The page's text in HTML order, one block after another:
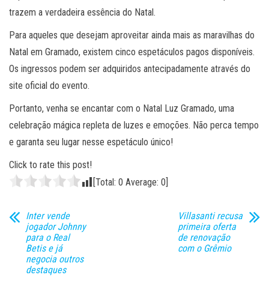
trazem a verdadeira essência do Natal.
Para aqueles que desejam aproveitar ainda mais as maravilhas do
Natal em Gramado, existem cinco espetáculos pagos disponíveis.
Os ingressos podem ser adquiridos antecipadamente através do
site oficial do evento.
Portanto, venha se encantar com o Natal Luz Gramado, uma
celebração mágica repleta de luzes e emoções. Não perca tempo
e garanta seu lugar nesse espetáculo único!
Click to rate this post!
[Total: 0 Average: 0]
Inter vende
jogador Johnny
para o Real
Betis e já
negocia outros
destaques
Villasanti recusa
primeira oferta
de renovação
com o Grêmio